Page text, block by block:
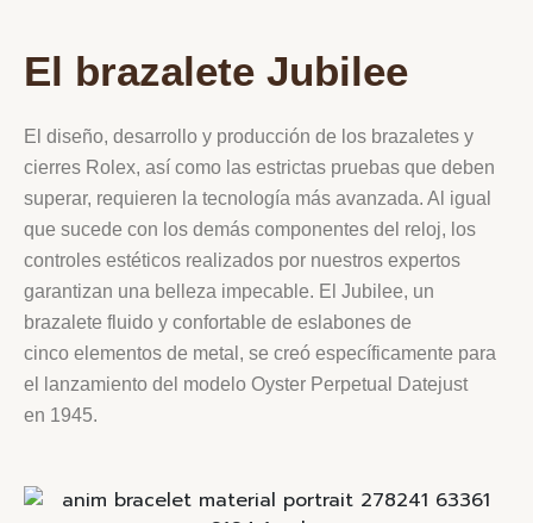
El brazalete Jubilee
El diseño, desarrollo y producción de los brazaletes y
cierres Rolex, así como las estrictas pruebas que deben
superar, requieren la tecnología más avanzada. Al igual
que sucede con los demás componentes del reloj, los
controles estéticos realizados por nuestros expertos
garantizan una belleza impecable. El Jubilee, un
brazalete fluido y confortable de eslabones de
cinco elementos de metal, se creó específicamente para
el lanzamiento del modelo Oyster Perpetual Datejust
en 1945.